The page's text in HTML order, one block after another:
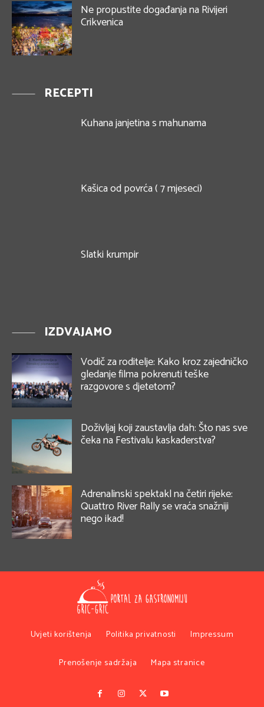
Ne propustite događanja na Rivijeri
Crikvenica
RECEPTI
Kuhana janjetina s mahunama
Kašica od povrća ( 7 mjeseci)
Slatki krumpir
IZDVAJAMO
Vodič za roditelje: Kako kroz zajedničko
gledanje filma pokrenuti teške
razgovore s djetetom?
Doživljaj koji zaustavlja dah: Što nas sve
čeka na Festivalu kaskaderstva?
Adrenalinski spektakl na četiri rijeke:
Quattro River Rally se vraća snažniji
nego ikad!
Uvjeti korištenja Politika privatnosti Impressum
Prenošenje sadržaja Mapa stranice